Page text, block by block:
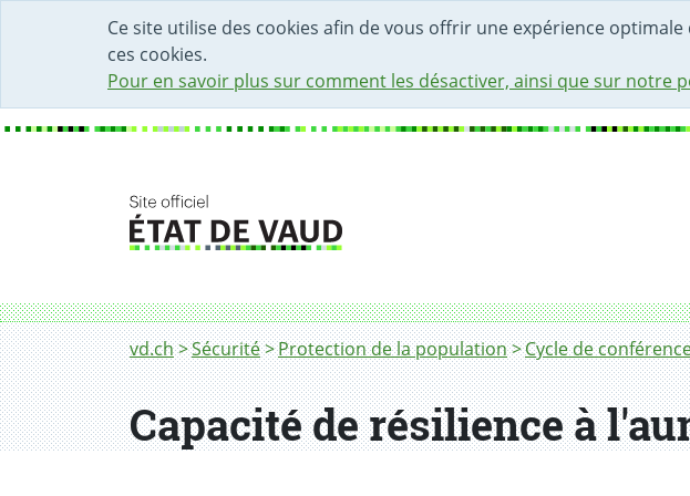
Ce site utilise des cookies afin de vous offrir une expérience
ces cookies.
Pour en savoir plus sur comment les désactiver, ainsi que sur notre
DÉBUT DU CONTENU DE LA PAGE
ACCÈS AU CHAMP DE RECHERCHE
PAGE D'ACCUEIL
FORMULAIRE DE CONTACT
Fil d'Ariane
vd.ch Sécurité Protection de la population Cycle de
Suisse à haut risque ou îlot de tranquillité
Capacité de résilience à